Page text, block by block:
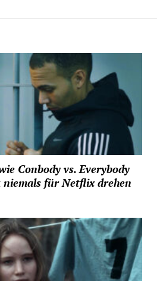
Conbody vs. Everybody
für Netflix drehen